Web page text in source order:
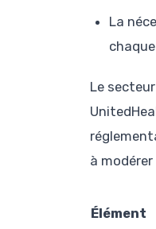
La
Le
à
Élément